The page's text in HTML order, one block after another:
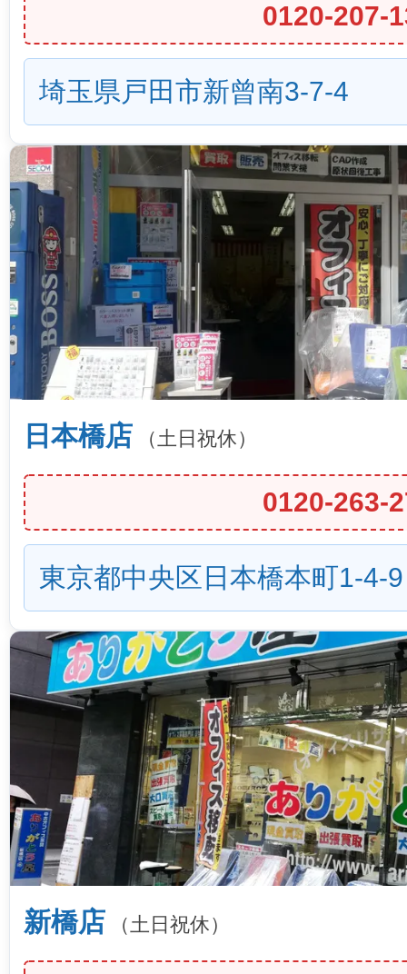
0120-207-
埼玉県戸田市新曾南3-7-4
日本橋店 （土日祝休）
0120-263-
東京都中央区日本橋本町1-4-9
新橋店 （土日祝休）